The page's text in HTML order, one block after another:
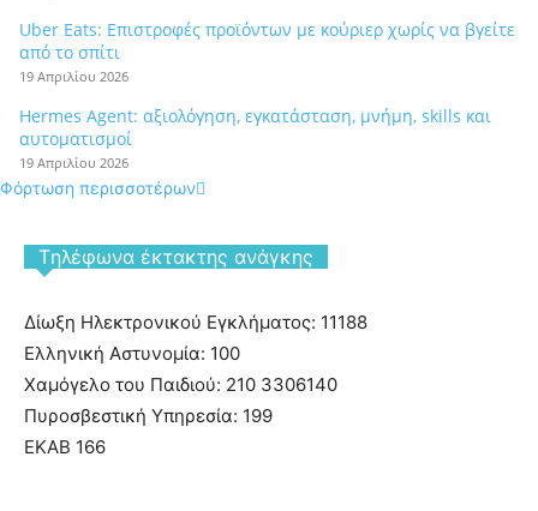
Uber Eats: Επιστροφές προϊόντων με κούριερ χωρίς να βγείτε
από το σπίτι
19 Απριλίου 2026
Hermes Agent: αξιολόγηση, εγκατάσταση, μνήμη, skills και
αυτοματισμοί
19 Απριλίου 2026
Φόρτωση περισσοτέρων
Tηλέφωνα έκτακτης ανάγκης
Δίωξη Ηλεκτρονικού Εγκλήματος: 11188
Ελληνική Αστυνομία: 100
Χαμόγελο του Παιδιού: 210 3306140
Πυροσβεστική Υπηρεσία: 199
ΕΚΑΒ 166